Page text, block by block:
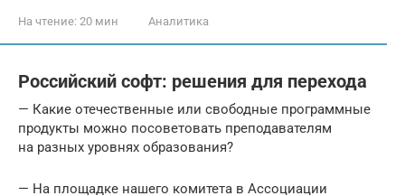
На чтение: 20 мин Аналитика
Российский софт: решения для перехода
— Какие отечественные или свободные программные
продукты можно посоветовать преподавателям
на разных уровнях образования?
— На площадке нашего комитета в Ассоциации